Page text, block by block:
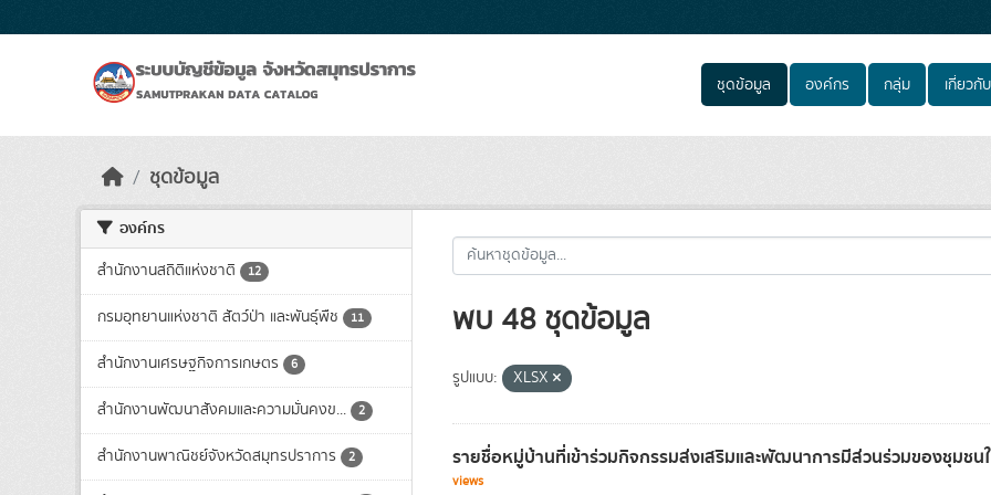
ชุดข้อมูล องค์กร กลุ่ม เกี่ยวกับ
ชุดข้อมูล
องค์กร
สำนักงานสถิติแห่งชาติ 12
กรมอุทยานแห่งชาติ สัตว์ป่า และพันธุ์พืช 11
สำนักงานเศรษฐกิจการเกษตร 6
สำนักงานพัฒนาสังคมและความมั่นคงข... 2
สำนักงานพาณิชย์จังหวัดสมุทรปราการ 2
พบ 48 ชุดข้อมูล
รูปแบบ: XLSX
รายชื่อหมู่บ้านที่เข้าร่วมกิจกรรมส่งเสริมและพัฒนาการมีส่วนร่วมของชุมช
views